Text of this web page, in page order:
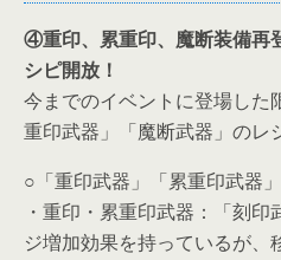
④重印、累重印、魔断装備再
シピ開放！
今までのイベントに登場した
重印武器」「魔断武器」のレ
○「重印武器」「累重印武器
・重印・累重印武器：「刻
ジ増加効果を持っているが、